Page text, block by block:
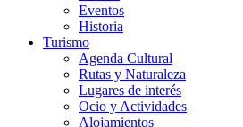
Eventos
Historia
Turismo
Agenda Cultural
Rutas y Naturaleza
Lugares de interés
Ocio y Actividades
Alojamientos